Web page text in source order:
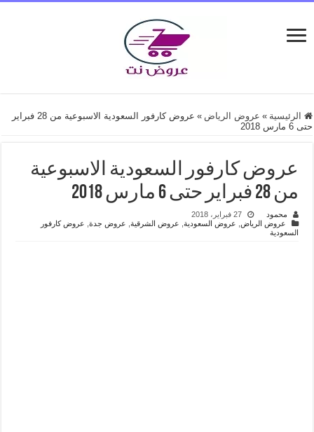
الرئيسية » عروض الرياض »
عروض كارفور السعودية الاسبوعية من 28 فبراير
حتى 6 مارس 2018
عروض كارفور السعودية الاسبوعية
من 28 فبراير حتى 6 مارس 2018
محمود
27 فبراير، 2018
عروض الرياض, عروض السعودية, عروض الشرقية, عروض جدة, عروض كارفور
السعودية